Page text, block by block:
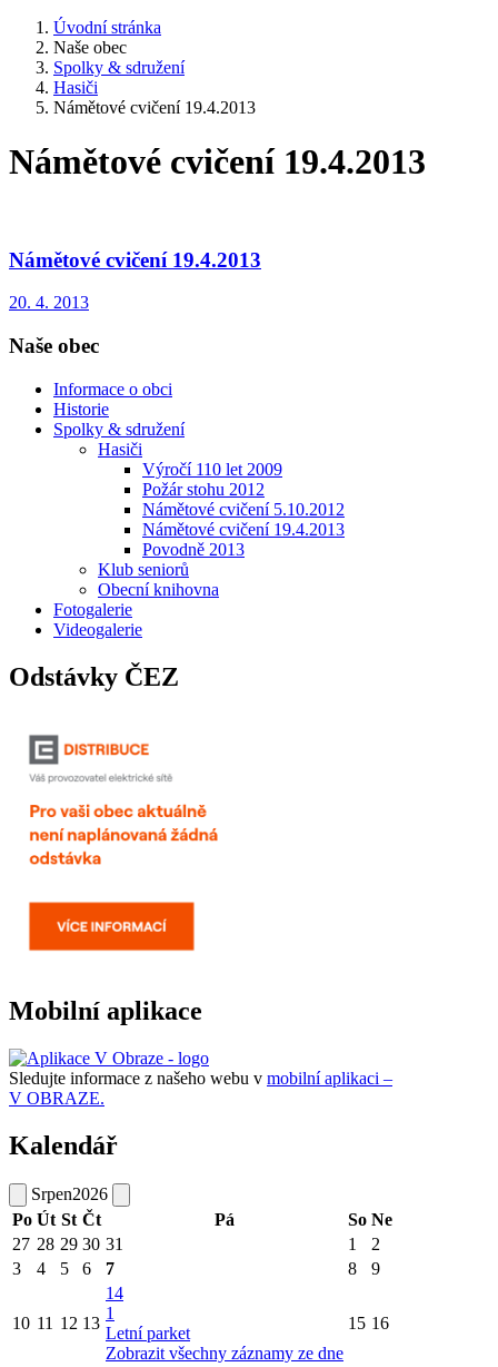
Úvodní stránka
Naše obec
Spolky & sdružení
Hasiči
Námětové cvičení 19.4.2013
Námětové cvičení 19.4.2013
Námětové cvičení 19.4.2013
20. 4. 2013
Naše obec
Informace o obci
Historie
Spolky & sdružení
Hasiči
Výročí 110 let 2009
Požár stohu 2012
Námětové cvičení 5.10.2012
Námětové cvičení 19.4.2013
Povodně 2013
Klub seniorů
Obecní knihovna
Fotogalerie
Videogalerie
Odstávky ČEZ
Mobilní aplikace
Sledujte informace z našeho webu v mobilní aplikaci –
V OBRAZE.
Kalendář
Srpen2026
Po Út St Čt Pá So Ne
27 28 29 30 31 1
2
3
4 5 6 7 8 9
10 11 12 13
14
1
Letní parket
Zobrazit všechny záznamy ze dne
15 16